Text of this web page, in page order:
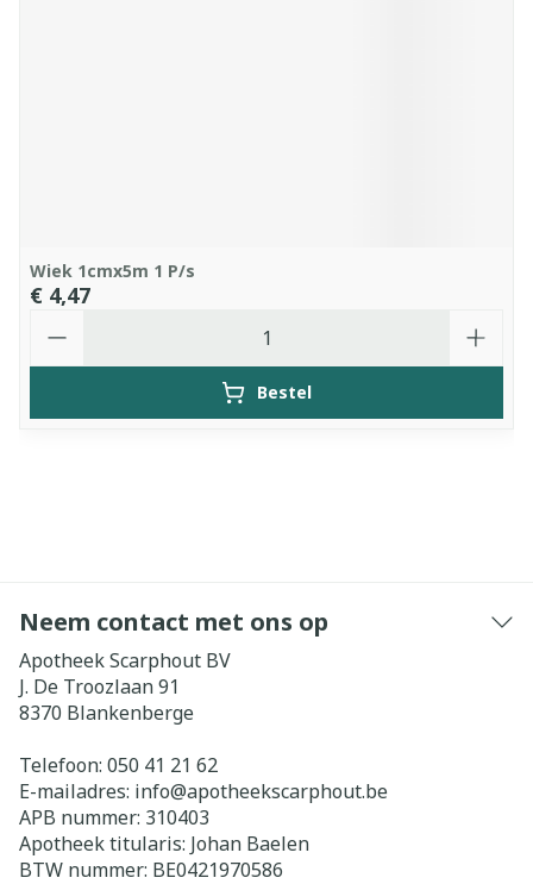
Wiek 1cmx5m 1 P/s
€ 4,47
Bestel
Neem contact met ons op
Apotheek Scarphout BV
J. De Troozlaan 91
8370 Blankenberge
Telefoon: 050 41 21 62
E-mailadres: info@apotheekscarphout.be
APB nummer: 310403
Apotheek titularis: Johan Baelen
BTW nummer: BE0421970586